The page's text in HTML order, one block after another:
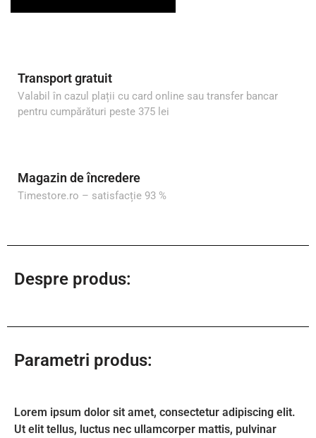
Transport gratuit
Valabil în cazul plații cu card online sau transfer bancar
pentru cumpărături peste 375 lei
Magazin de încredere
Timestore.ro – satisfacție 93 %
Despre produs:
Parametri produs:
Lorem ipsum dolor sit amet, consectetur adipiscing elit.
Ut elit tellus, luctus nec ullamcorper mattis, pulvinar